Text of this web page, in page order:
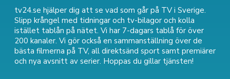
tv24.se hjälper dig att se vad som går på TV i Sverige.
Slipp krångel med tidningar och tv-bilagor och kolla
istället tablån på nätet. Vi har 7-dagars tablå för över
200 kanaler. Vi gör också en sammanställning över de
bästa filmerna på TV, all direktsänd sport samt premiärer
och nya avsnitt av serier. Hoppas du gillar tjänsten!